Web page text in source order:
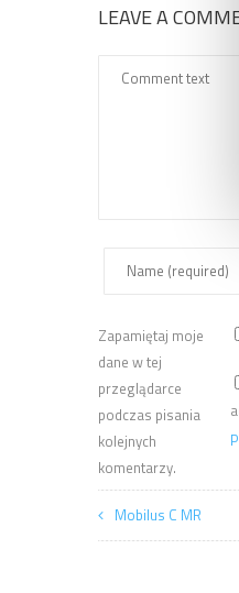
LEAVE A
Zapamiętaj moje
dane w tej
przeglądarce
podczas pisania
kolejnych
komentarzy.
Mobilus C MR